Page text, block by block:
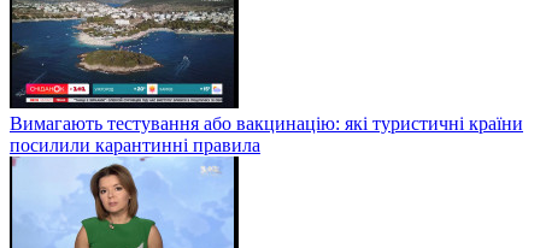
Вимагають тестування або вакцинацію: які туристичні країни
посилили карантинні правила